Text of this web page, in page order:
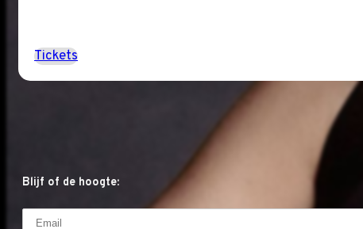
Tickets
Blijf of de hoogte: